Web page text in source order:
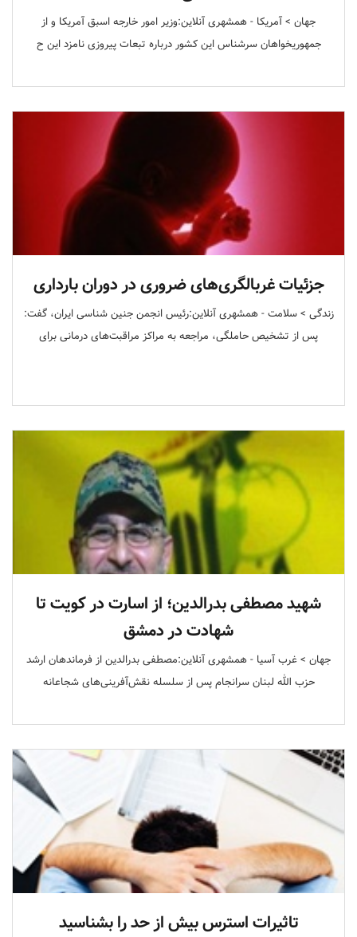
جهان > آمریکا - همشهری آنلاین:وزیر امور خارجه اسبق آمریکا و از
جمهوریخواهان سرشناس این کشور درباره تبعات پیروزی نامزد این ح
جزئیات غربالگری‌های ضروری در دوران بارداری
زندگی > سلامت - همشهری آنلاین:رئیس انجمن جنین شناسی ایران، گفت:
پس از تشخیص حاملگی، مراجعه به مراکز مراقبت‌های درمانی برای
شهید مصطفی بدرالدین؛ از اسارت در کویت تا
شهادت در دمشق
جهان > غرب آسیا - همشهری آنلاین:مصطفی بدرالدین از فرماندهان ارشد
حزب الله لبنان سرانجام پس از سلسله نقش‌آفرینی‌های شجاعانه
تاثیرات استرس بیش از حد را بشناسید